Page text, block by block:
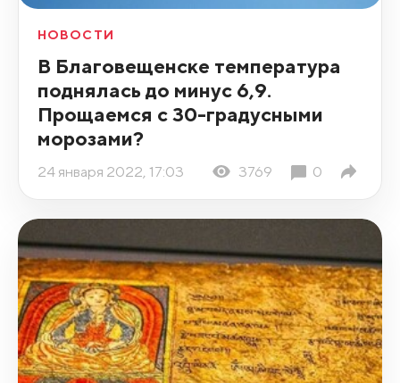
НОВОСТИ
В Благовещенске температура
поднялась до минус 6,9.
Прощаемся с 30-градусными
морозами?
24 января 2022, 17:03 3769 0